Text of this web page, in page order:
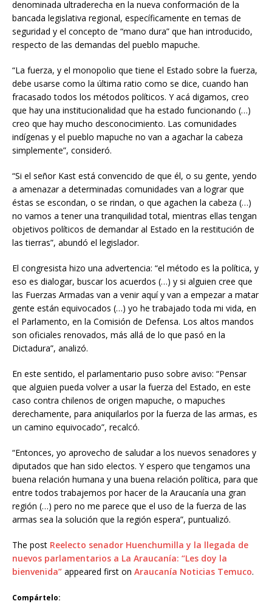
denominada ultraderecha en la nueva conformación de la
bancada legislativa regional, específicamente en temas de
seguridad y el concepto de “mano dura” que han introducido,
respecto de las demandas del pueblo mapuche.
“La fuerza, y el monopolio que tiene el Estado sobre la fuerza,
debe usarse como la última ratio como se dice, cuando han
fracasado todos los métodos políticos. Y acá digamos, creo
que hay una institucionalidad que ha estado funcionando (…)
creo que hay mucho desconocimiento. Las comunidades
indígenas y el pueblo mapuche no van a agachar la cabeza
simplemente”, consideró.
“Si el señor Kast está convencido de que él, o su gente, yendo
a amenazar a determinadas comunidades van a lograr que
éstas se escondan, o se rindan, o que agachen la cabeza (…)
no vamos a tener una tranquilidad total, mientras ellas tengan
objetivos políticos de demandar al Estado en la restitución de
las tierras”, abundó el legislador.
El congresista hizo una advertencia: “el método es la política, y
eso es dialogar, buscar los acuerdos (…) y si alguien cree que
las Fuerzas Armadas van a venir aquí y van a empezar a matar
gente están equivocados (…) yo he trabajado toda mi vida, en
el Parlamento, en la Comisión de Defensa. Los altos mandos
son oficiales renovados, más allá de lo que pasó en la
Dictadura”, analizó.
En este sentido, el parlamentario puso sobre aviso: “Pensar
que alguien pueda volver a usar la fuerza del Estado, en este
caso contra chilenos de origen mapuche, o mapuches
derechamente, para aniquilarlos por la fuerza de las armas, es
un camino equivocado”, recalcó.
“Entonces, yo aprovecho de saludar a los nuevos senadores y
diputados que han sido electos. Y espero que tengamos una
buena relación humana y una buena relación política, para que
entre todos trabajemos por hacer de la Araucanía una gran
región (…) pero no me parece que el uso de la fuerza de las
armas sea la solución que la región espera”, puntualizó.
The post Reelecto senador Huenchumilla y la llegada de
nuevos parlamentarios a La Araucanía: “Les doy la
bienvenida” appeared first on Araucanía Noticias Temuco.
Compártelo: